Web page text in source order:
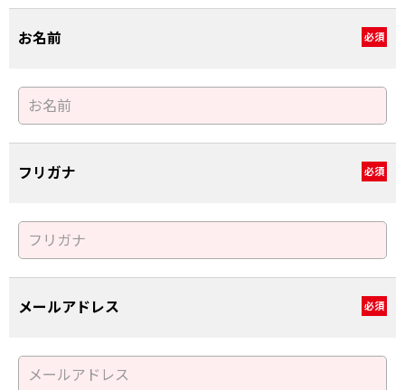
お名前 必須
フリガナ 必須
メールアドレス 必須